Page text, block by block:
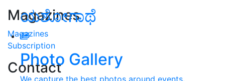
ಯಶೋಗಾಥೆ
Photo Gallery
We capture the best photos around events,
Magazines
Magazines
Subscription
Contact